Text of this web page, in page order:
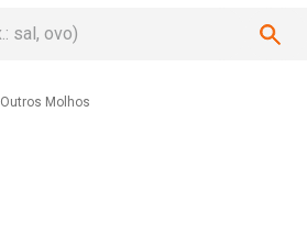
Outros Molhos